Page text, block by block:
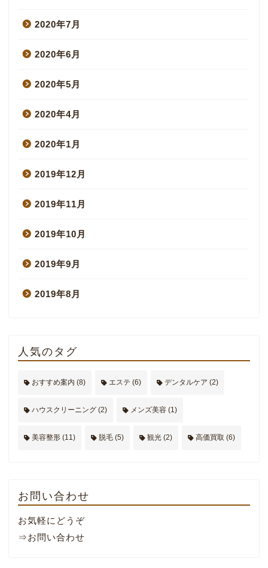
2020年7月
2020年6月
2020年5月
2020年4月
2020年1月
2019年12月
2019年11月
2019年10月
2019年9月
2019年8月
人気のタグ
おすすめ案内 (8) エステ (6) デンタルケア (2)
ハウスクリーニング (2) メンズ美容 (1)
美容整形 (11) 脱毛 (5) 観光 (2) 高価買取 (6)
お問い合わせ
お気軽にどうぞ
⇒お問い合わせ